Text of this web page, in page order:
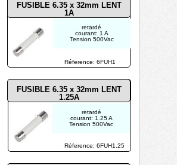
retardé
courant: 1 A
Tension 500Vac
Réference: 6FUH1
FUSIBLE 6.35 x 32mm LENT
1A
FUSIBLE 6.35 x 32mm LENT
1.25A
retardé
courant: 1.25 A
Tension 500Vac
Réference: 6FUH1.25